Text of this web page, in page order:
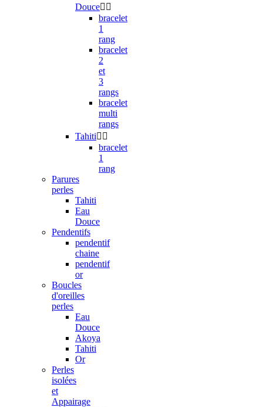
Douce 
bracelet
1
rang
bracelet
2
et
3
rangs
bracelet
multi
rangs
Tahiti 
bracelet
1
rang
Parures
perles
Tahiti
Eau
Douce
Pendentifs
pendentif
chaine
pendentif
or
Boucles
d'oreilles
perles
Eau
Douce
Akoya
Tahiti
Or
Perles
isolées
et
Appairage